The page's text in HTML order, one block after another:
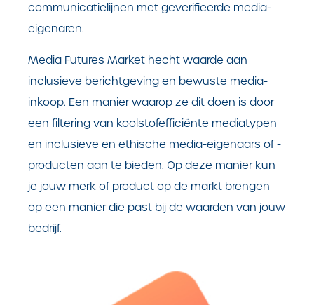
communicatielijnen met geverifieerde media-
eigenaren.
Media Futures Market hecht waarde aan
inclusieve berichtgeving en bewuste media-
inkoop. Een manier waarop ze dit doen is door
een filtering van koolstofefficiënte mediatypen
en inclusieve en ethische media-eigenaars of -
producten aan te bieden. Op deze manier kun
je jouw merk of product op de markt brengen
op een manier die past bij de waarden van jouw
bedrijf.